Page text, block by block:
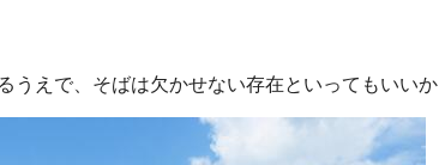
えで、そばは欠かせない存在といってもいいか